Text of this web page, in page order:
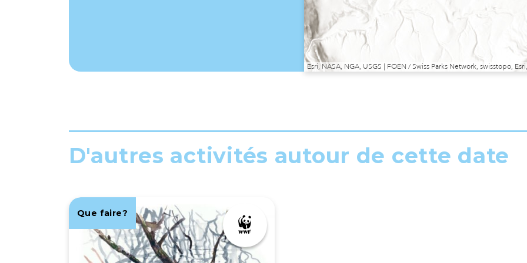
Esri, NASA, NGA, USGS | FOEN / Swiss Parks Network, swisstopo,
D'autres activités autour de cette date
Que faire?